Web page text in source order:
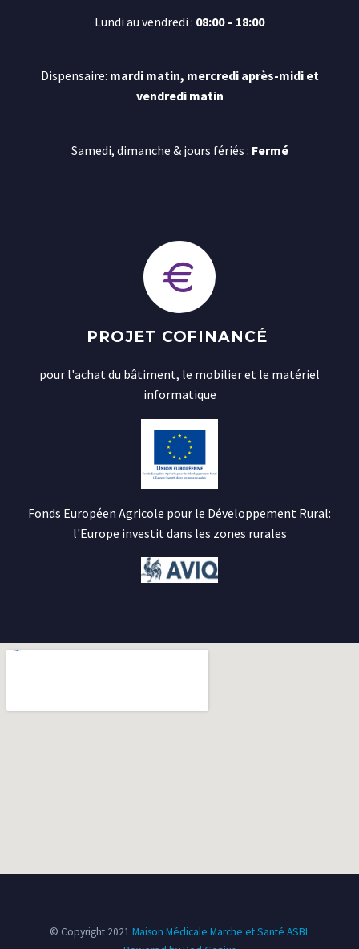
Lundi au vendredi : 08:00 – 18:00
Dispensaire: mardi matin, mercredi après-midi et
vendredi matin
Samedi, dimanche & jours fériés : Fermé
PROJET COFINANCÉ
pour l'achat du bâtiment, le mobilier et le matériel
informatique
Fonds Européen Agricole pour le Développement Rural:
l'Europe investit dans les zones rurales
© Copyright 2021 Maison Médicale Marche et Santé ASBL